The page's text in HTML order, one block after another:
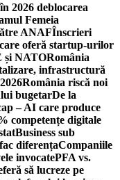
2026 deblocarea
Femeia
ANAFÎnscrieri
oferă startup-urilor
și NATORomânia
infrastructură
România riscă noi
bugetarDe la
– AI care produce
competențe digitale
Business sub
diferențaCompaniile
invocatePFA vs.
să lucreze pe